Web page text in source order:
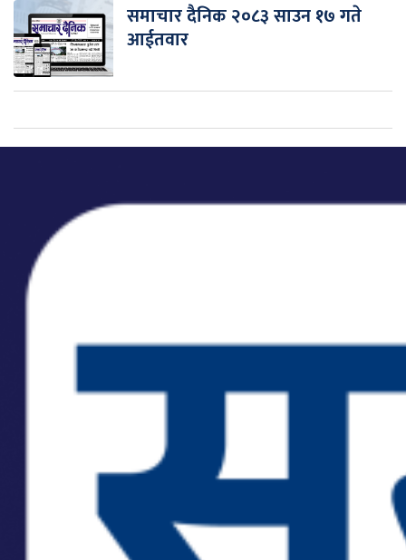
समाचार दैनिक २०८३ साउन १७ गते
आईतवार